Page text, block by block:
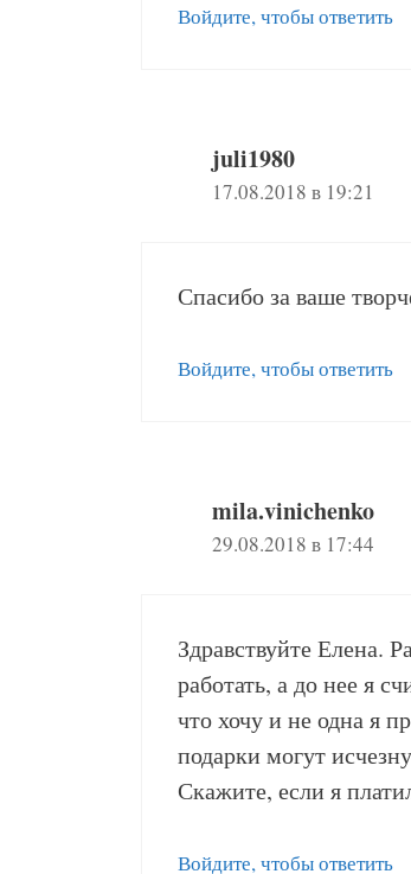
Войдите, чтобы ответить
juli1980
17.08.2018 в 19:21
Спасибо за ваше
Войдите, чтобы ответить
mila.vinichenko
29.08.2018 в 17:44
Здравствуйте Елена.
работать, а до нее я
что хочу и не одна я
подарки могут
Скажите, если я
Войдите, чтобы ответить